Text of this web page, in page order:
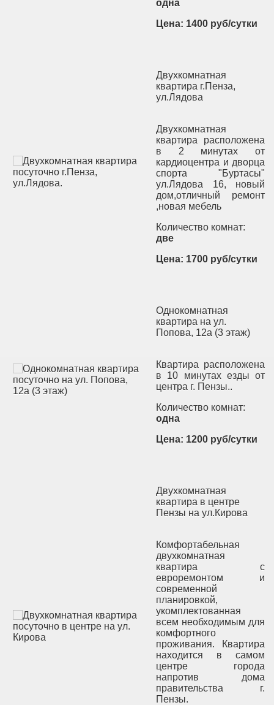
одна
Цена: 1400 руб/сутки
Двухкомнатная
квартира г.Пенза,
ул.Лядова
Двухкомнатная
квартира расположена
в 2 минутах от
кардиоцентра и дворца
спорта "Буртасы"
ул.Лядова 16, новый
дом,отличный ремонт
,новая мебель
Количество комнат:
две
Цена: 1700 руб/сутки
Однокомнатная
квартира на ул.
Попова, 12а (3 этаж)
Квартира расположена
в 10 минутах езды от
центра г. Пензы..
Количество комнат:
одна
Цена: 1200 руб/сутки
Двухкомнатная
квартира в центре
Пензы на ул.Кирова
Комфортабельная
двухкомнатная
квартира с
евроремонтом и
современной
планировкой,
укомплектованная
всем необходимым для
комфортного
проживания. Квартира
находится в самом
центре города
напротив дома
правительства г.
Пензы.